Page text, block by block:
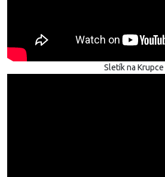
Sletík na Krupce